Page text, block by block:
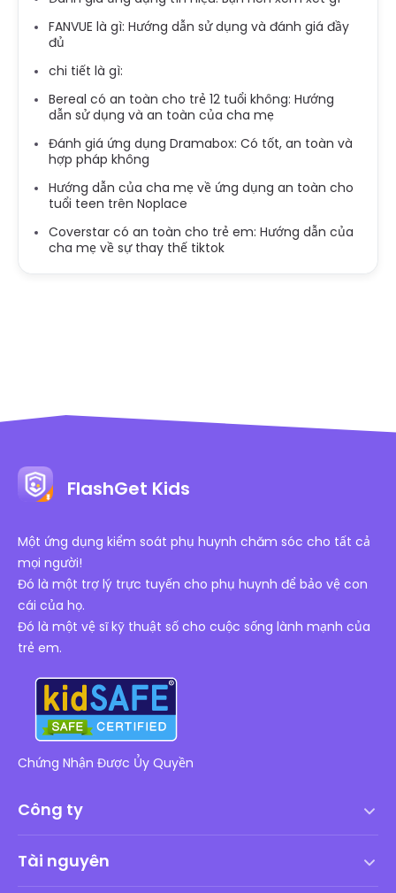
FANVUE là gì: Hướng dẫn sử dụng và đánh giá đầy
đủ
chi tiết là gì:
Bereal có an toàn cho trẻ 12 tuổi không: Hướng
dẫn sử dụng và an toàn của cha mẹ
Đánh giá ứng dụng Dramabox: Có tốt, an toàn và
hợp pháp không
Hướng dẫn của cha mẹ về ứng dụng an toàn cho
tuổi teen trên Noplace
Coverstar có an toàn cho trẻ em: Hướng dẫn của
cha mẹ về sự thay thế tiktok
FlashGet Kids
Một ứng dụng kiểm soát phụ huynh chăm sóc cho tất cả
mọi người!
Đó là một trợ lý trực tuyến cho phụ huynh để bảo vệ con
cái của họ.
Đó là một vệ sĩ kỹ thuật số cho cuộc sống lành mạnh của
trẻ em.
Chứng Nhận Được Ủy Quyền
Công ty
Thỏa thuận cấp phép người dùng cuối
Tài nguyên